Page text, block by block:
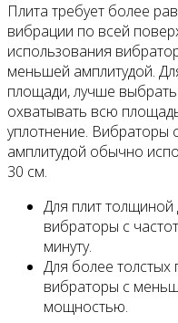
Плита требует более
вибрации по всей
использования
меньшей амплитудой.
площади, лучше
охватывать всю
уплотнение. Вибраторы
амплитудой обычно
30 см.
Для плит толщиной
вибраторы с
минуту.
Для более толстых
вибраторы с
мощностью.